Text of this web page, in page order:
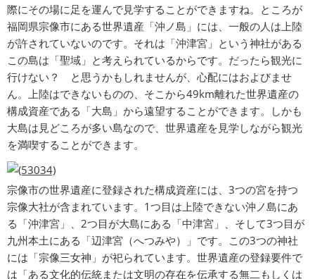
際にその場に足を運んで見学することができますね。ところが
福岡県宗像市にある世界遺産「沖ノ島」には、一般の人は上陸
が許されていないのです。それは「沖津宮」という神社がある
この島は「聖域」と考えられているからです。だったら観光に
行けない？ と思うかもしれませんが、心配にはおよびませ
ん。上陸はできないものの、そこから49km離れた世界遺産の
構成資産である「大島」から遠望することができます。しかも
大島は見どころが多い島なので、世界遺産を見学しながら観光
を満喫することができます。
宗像市の世界遺産に登録された構成資産には、3つの宮を持つ
宗像大社が含まれています。1つ目は上陸できない沖ノ島にあ
る「沖津宮」、2つ目が大島にある「中津宮」、そして3つ目が
九州本土にある「辺津宮（へつみや）」です。この3つの神社
には「宗像三女神」が祀られています。世界遺産の登録要件で
は「ある文化的伝統または文明の存在を伝承する無二もしくは